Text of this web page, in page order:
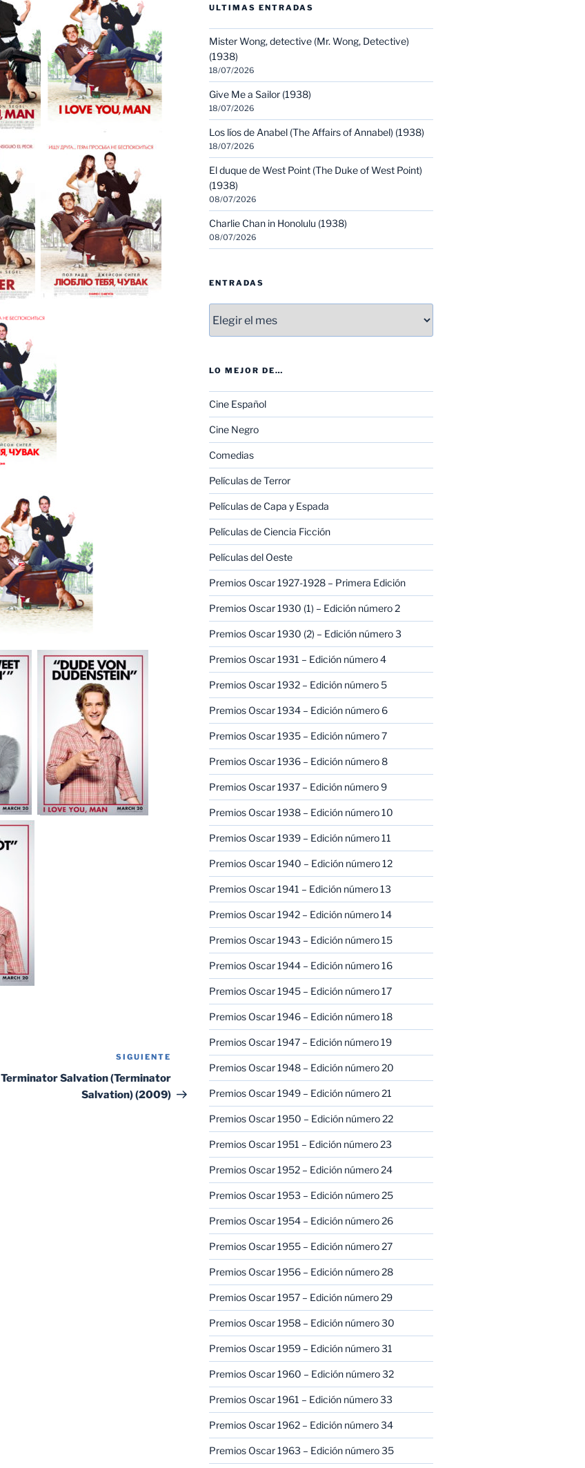
Siguiente
entrada
SIGUIENTE
Terminator Salvation (Terminator
Salvation) (2009)
ULTIMAS ENTRADAS
Mister Wong, detective (Mr. Wong, Detective)
(1938)
18/07/2026
Give Me a Sailor (1938)
18/07/2026
Los líos de Anabel (The Affairs of Annabel) (1938)
18/07/2026
El duque de West Point (The Duke of West Point)
(1938)
08/07/2026
Charlie Chan in Honolulu (1938)
08/07/2026
ENTRADAS
LO MEJOR DE…
Cine Español
Cine Negro
Comedias
Películas de Terror
Películas de Capa y Espada
Películas de Ciencia Ficción
Películas del Oeste
Premios Oscar 1927-1928 – Primera Edición
Premios Oscar 1930 (1) – Edición número 2
Premios Oscar 1930 (2) – Edición número 3
Premios Oscar 1931 – Edición número 4
Premios Oscar 1932 – Edición número 5
Premios Oscar 1934 – Edición número 6
Premios Oscar 1935 – Edición número 7
Premios Oscar 1936 – Edición número 8
Premios Oscar 1937 – Edición número 9
Premios Oscar 1938 – Edición número 10
Premios Oscar 1939 – Edición número 11
Premios Oscar 1940 – Edición número 12
Premios Oscar 1941 – Edición número 13
Premios Oscar 1942 – Edición número 14
Premios Oscar 1943 – Edición número 15
Premios Oscar 1944 – Edición número 16
Premios Oscar 1945 – Edición número 17
Premios Oscar 1946 – Edición número 18
Premios Oscar 1947 – Edición número 19
Premios Oscar 1948 – Edición número 20
Premios Oscar 1949 – Edición número 21
Premios Oscar 1950 – Edición número 22
Premios Oscar 1951 – Edición número 23
Premios Oscar 1952 – Edición número 24
Premios Oscar 1953 – Edición número 25
Premios Oscar 1954 – Edición número 26
Premios Oscar 1955 – Edición número 27
Premios Oscar 1956 – Edición número 28
Premios Oscar 1957 – Edición número 29
Premios Oscar 1958 – Edición número 30
Premios Oscar 1959 – Edición número 31
Premios Oscar 1960 – Edición número 32
Premios Oscar 1961 – Edición número 33
Premios Oscar 1962 – Edición número 34
Premios Oscar 1963 – Edición número 35